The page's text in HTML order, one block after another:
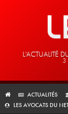
L'ACTUALITÉ
ACTUALITÉS
LES AVOCATS DU